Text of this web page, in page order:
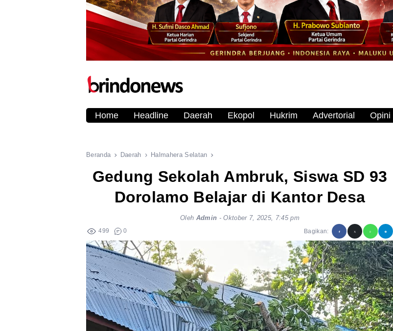
Home Headline Daerah Ekopol Hukrim Advertorial Opini
Beranda Daerah Halmahera Selatan
Gedung Sekolah Ambruk, Siswa SD 93
Dorolamo Belajar di Kantor Desa
Oleh Admin -Oktober 7, 2025, 7:45 pm
499 0 Bagikan: